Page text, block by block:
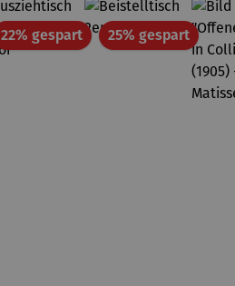
22% gespartRabatt25% gespartRabatt